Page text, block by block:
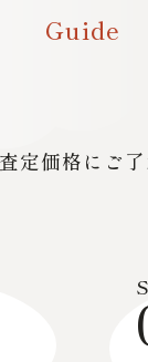
Guide
価格にご